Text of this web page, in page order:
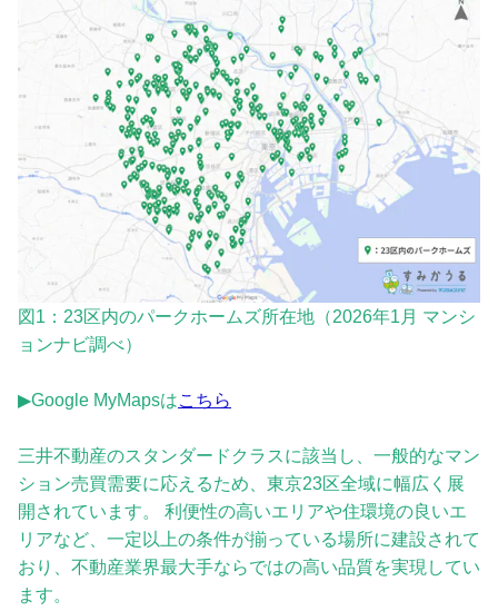
図1：23区内のパークホームズ所在地（2026年1月 マンシ
ョンナビ調べ）
▶Google MyMapsはこちら
三井不動産のスタンダードクラスに該当し、一般的なマン
ション売買需要に応えるため、東京23区全域に幅広く展
開されています。 利便性の高いエリアや住環境の良いエ
リアなど、一定以上の条件が揃っている場所に建設されて
おり、不動産業界最大手ならではの高い品質を実現してい
ます。